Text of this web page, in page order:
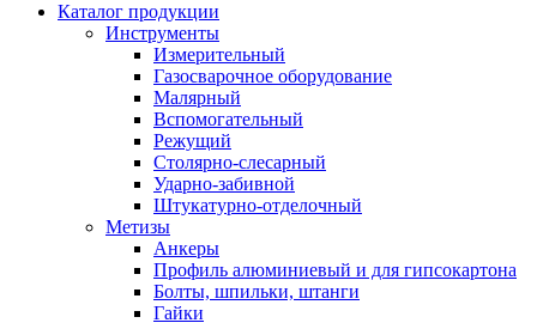
Каталог продукции
Инструменты
Измерительный
Газосварочное оборудование
Малярный
Вспомогательный
Режущий
Столярно-слесарный
Ударно-забивной
Штукатурно-отделочный
Метизы
Анкеры
Профиль алюминиевый и для гипсокартона
Болты, шпильки, штанги
Гайки